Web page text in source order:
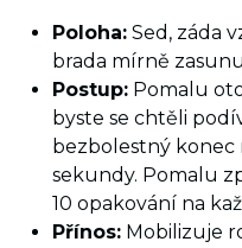
Poloha: Sed, záda
brada mírně
Postup: Pomalu
byste se chtěli
bezbolestný konec
sekundy. Pomalu
10 opakování na
Přínos: Mobilizuje